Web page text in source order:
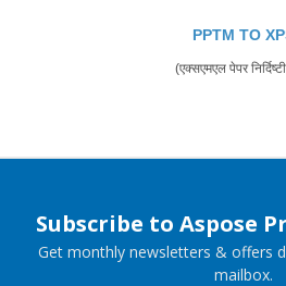
PPTM TO
(एक्सएमएल पेपर
Subscribe to Aspose
Get monthly newsletters & offers
mailbox.